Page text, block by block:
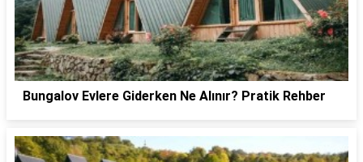
Bungalov Evlere Giderken Ne Alınır? Pratik Rehber